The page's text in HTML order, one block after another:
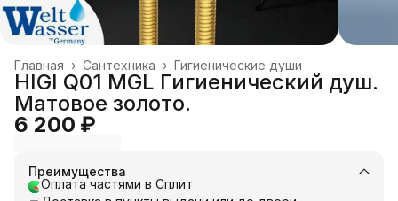
Гигиенические души
Сантехника ›
Главная ›
HIGI Q01 MGL Гигиенический душ.
Матовое золото.
6 200 ₽
Преимущества
Оплата частями в Сплит